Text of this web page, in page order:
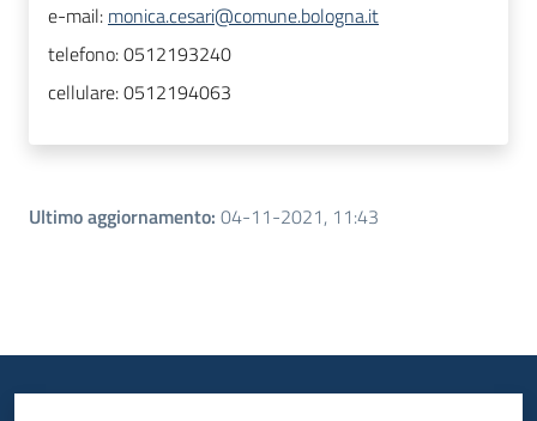
e-mail: monica.cesari@comune.bologna.it
telefono:0512193240
cellulare:0512194063
Ultimo aggiornamento: 04-11-2021, 11:43